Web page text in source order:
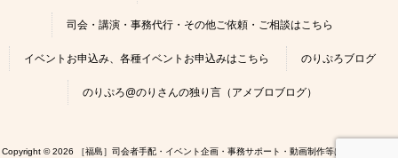
司会・講演・事務代行・その他ご依頼・ご相談はこちら
イベントお申込み、各種イベントお申込みはこちら のりぷろブログ
のりぷろ@のりさんの独り言（アメブロブログ）
Copyright © 2026 ［福島］司会者手配・イベント企画・事務サポート・動画制作等はのりぷろにお